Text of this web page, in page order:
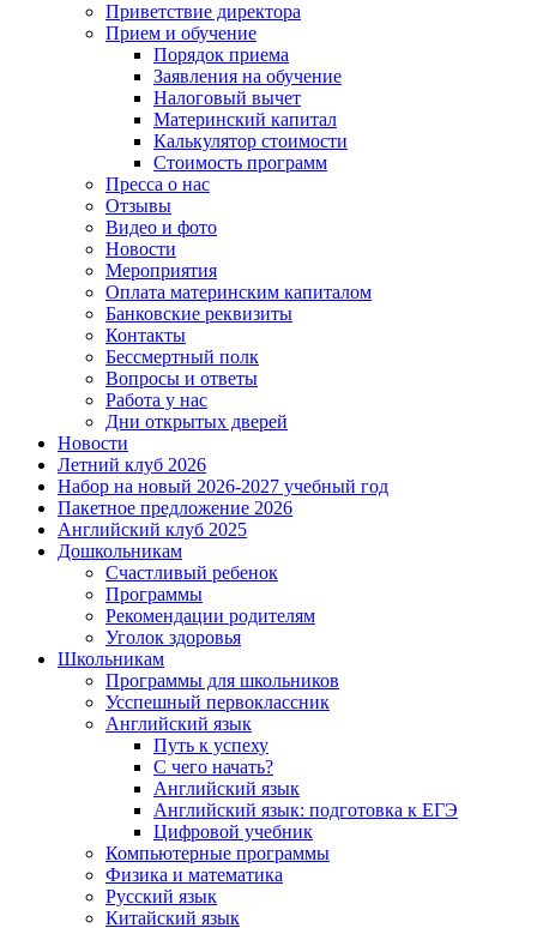
Приветствие директора
Прием и обучение
Порядок приема
Заявления на обучение
Налоговый вычет
Материнский капитал
Калькулятор стоимости
Стоимость программ
Пресса о нас
Отзывы
Видео и фото
Новости
Мероприятия
Оплата материнским капиталом
Банковские реквизиты
Контакты
Бессмертный полк
Вопросы и ответы
Работа у нас
Дни открытых дверей
Новости
Летний клуб 2026
Набор на новый 2026-2027 учебный год
Пакетное предложение 2026
Английский клуб 2025
Дошкольникам
Счастливый ребенок
Программы
Рекомендации родителям
Уголок здоровья
Школьникам
Программы для школьников
Усспешный первоклассник
Английский язык
Путь к успеху
С чего начать?
Английский язык
Английский язык: подготовка к ЕГЭ
Цифровой учебник
Компьютерные программы
Физика и математика
Русский язык
Китайский язык